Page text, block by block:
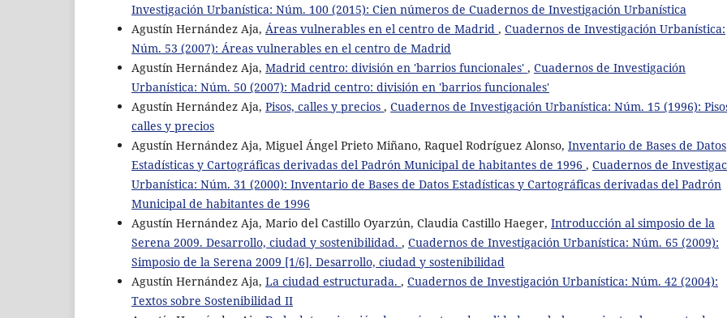
Investigación Urbanística: Núm. 100 (2015): Cien números de Cuadernos de Investigación Urbanística
Agustín Hernández Aja, Áreas vulnerables en el centro de Madrid , Cuadernos de Investigación Urbanística:
Núm. 53 (2007): Áreas vulnerables en el centro de Madrid
Agustín Hernández Aja, Madrid centro: división en 'barrios funcionales' , Cuadernos de Investigación
Urbanística: Núm. 50 (2007): Madrid centro: división en 'barrios funcionales'
Agustín Hernández Aja, Pisos, calles y precios , Cuadernos de Investigación Urbanística: Núm. 15 (1996):
calles y precios
Agustín Hernández Aja, Miguel Ángel Prieto Miñano, Raquel Rodríguez Alonso, Inventario de Bases de Datos
Estadísticas y Cartográficas derivadas del Padrón Municipal de habitantes de 1996 , Cuadernos de
Urbanística: Núm. 31 (2000): Inventario de Bases de Datos Estadísticas y Cartográficas derivadas del Padrón
Municipal de habitantes de 1996
Agustín Hernández Aja, Mario del Castillo Oyarzún, Claudia Castillo Haeger, Introducción al simposio de la
Serena 2009. Desarrollo, ciudad y sostenibilidad. , Cuadernos de Investigación Urbanística: Núm. 65 (2009):
Simposio de la Serena 2009 [1/6]. Desarrollo, ciudad y sostenibilidad
Agustín Hernández Aja, La ciudad estructurada. , Cuadernos de Investigación Urbanística: Núm. 42 (2004):
Textos sobre Sostenibilidad II